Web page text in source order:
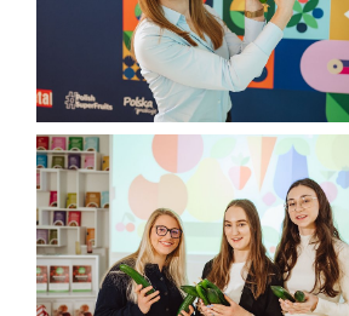
CORE TEAM Konferencja luty 2025
(41).jpg
279 KB